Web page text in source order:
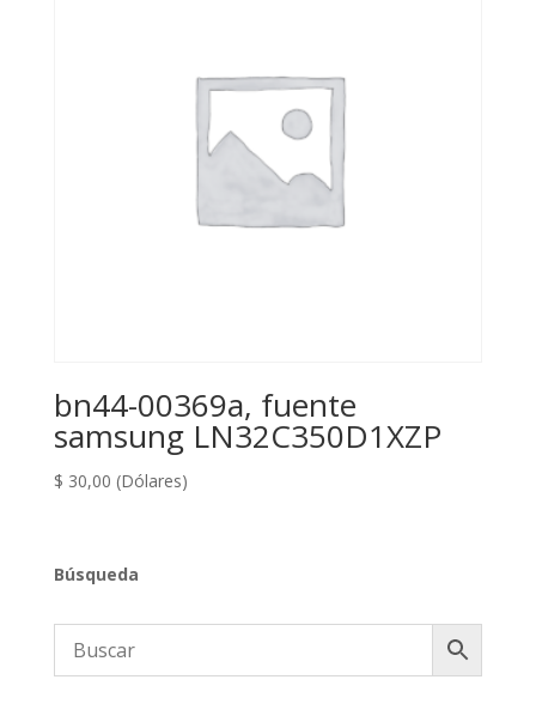
bn44-00369a, fuente
samsung LN32C350D1XZP
$ 30,00 (Dólares)
Búsqueda